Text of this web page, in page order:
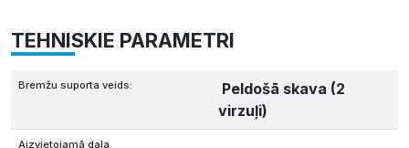
TEHNISKIE PARAMETRI
Bremžu suporta veids:
Peldošā skava (2
virzuļi)
Aizvietojamā daļa